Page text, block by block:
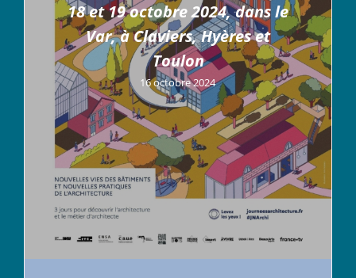
18 et 19 octobre 2024, dans le
Var, à Claviers, Hyères et
Toulon
16 octobre 2024